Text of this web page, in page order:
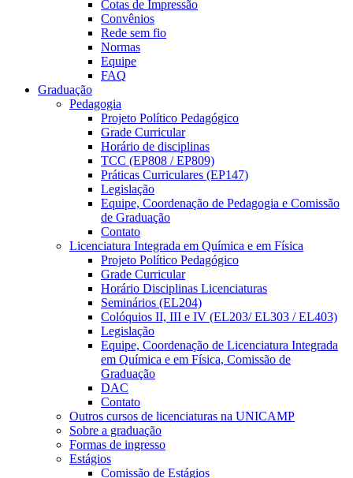
Cotas de Impressão
Convênios
Rede sem fio
Normas
Equipe
FAQ
Graduação
Pedagogia
Projeto Político Pedagógico
Grade Curricular
Horário de disciplinas
TCC (EP808 / EP809)
Práticas Curriculares (EP147)
Legislação
Equipe, Coordenação de Pedagogia e Comissão
de Graduação
Contato
Licenciatura Integrada em Química e em Física
Projeto Político Pedagógico
Grade Curricular
Horário Disciplinas Licenciaturas
Seminários (EL204)
Colóquios II, III e IV (EL203/ EL303 / EL403)
Legislação
Equipe, Coordenação de Licenciatura Integrada
em Química e em Física, Comissão de
Graduação
DAC
Contato
Outros cursos de licenciaturas na UNICAMP
Sobre a graduação
Formas de ingresso
Estágios
Comissão de Estágios